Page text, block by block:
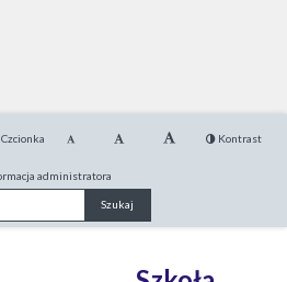
Czcionka Kontrast
administratora